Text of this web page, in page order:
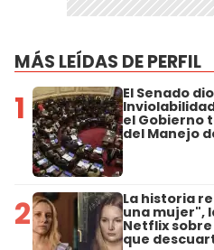
MÁS LEÍDAS DE PERFIL
1 El Senado
el Gobierno
del Manejo
2 La historia
una mujer",
Netflix
que